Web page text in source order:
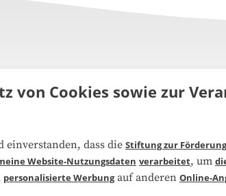
Kooperationen
von Cookies sowie zur
einverstanden, dass die Stiftung zur
Website-Nutzungsdaten verarbeitet, um
personalisierte Werbungauf anderen Online-